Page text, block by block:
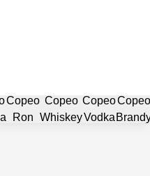
Copeo
Ron
Copeo
Whiskey
Copeo
Vodka
Copeo